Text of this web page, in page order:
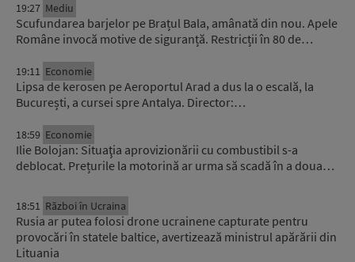
19:27 Mediu
Scufundarea barjelor pe Brațul Bala, amânată din nou. Apele
Române invocă motive de siguranță. Restricții în 80 de…
19:11 Economie
Lipsa de kerosen pe Aeroportul Arad a dus la o escală, la
București, a cursei spre Antalya. Director:…
18:59 Economie
Ilie Bolojan: Situaţia aprovizionării cu combustibil s-a
deblocat. Prețurile la motorină ar urma să scadă în a doua…
18:51 Război în Ucraina
Rusia ar putea folosi drone ucrainene capturate pentru
provocări în statele baltice, avertizează ministrul apărării din
Lituania